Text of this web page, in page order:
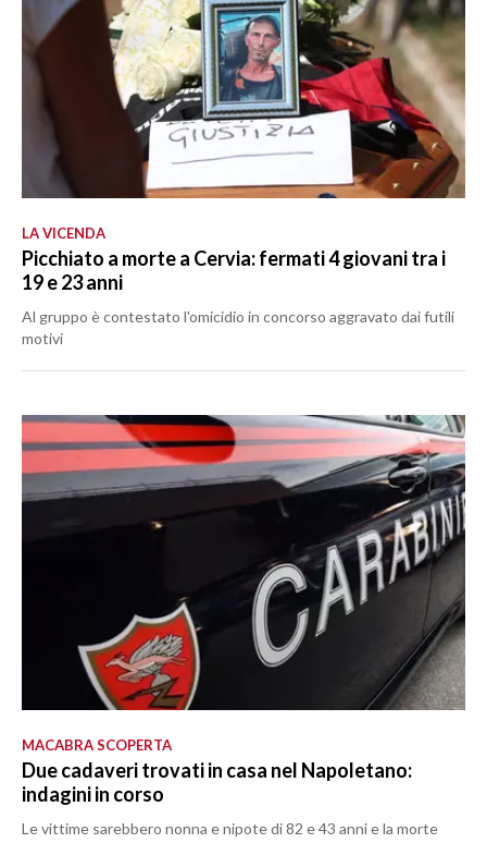
LA VICENDA
Picchiato a morte a Cervia: fermati 4 giovani tra i
19 e 23 anni
Al gruppo è contestato l'omicidio in concorso aggravato dai futili
motivi
MACABRA SCOPERTA
Due cadaveri trovati in casa nel Napoletano:
indagini in corso
Le vittime sarebbero nonna e nipote di 82 e 43 anni e la morte